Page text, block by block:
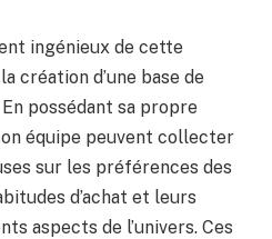
ingénieux de cette
création d’une base de
possédant sa propre
équipe peuvent collecter
sur les préférences des
d’achat et leurs
aspects de l’univers. Ces